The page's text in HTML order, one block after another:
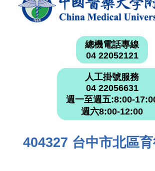
總機電話專線
04 22052121
人工掛號服務
04 22056631
週一至週五:8:00-
週六8:00-12:00
404327 台中市北區